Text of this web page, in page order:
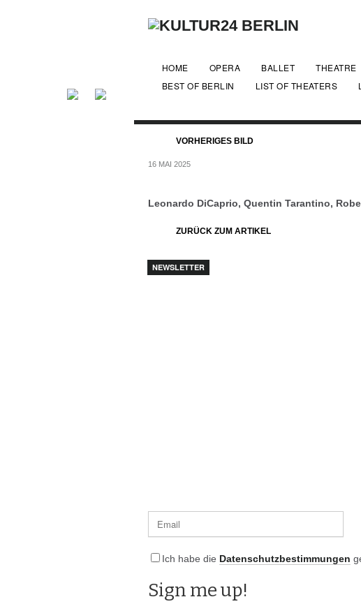
HOME OPERA BALLET THEATRE
BEST OF BERLIN
LIST OF THEATERS
VORHERIGES BILD
16 MAI 2025
Leonardo DiCaprio, Quentin Tarantino,
ZURÜCK ZUM ARTIKEL
NEWSLETTER
Ich habe die Datenschutzbestimmungen